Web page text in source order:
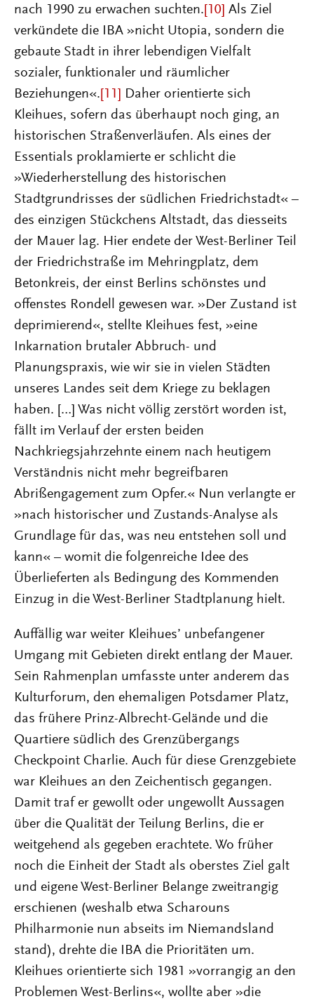
nach 1990 zu erwachen suchten. [10] Als Ziel
verkündete die IBA »nicht Utopia, sondern die
gebaute Stadt in ihrer lebendigen Vielfalt
sozialer, funktionaler und räumlicher
Beziehungen«. [11] Daher orientierte sich
Kleihues, sofern das überhaupt noch ging, an
historischen Straßenverläufen. Als eines der
Essentials proklamierte er schlicht die
»Wiederherstellung des historischen
Stadtgrundrisses der südlichen Friedrichstadt« –
des einzigen Stückchens Altstadt, das diesseits
der Mauer lag. Hier endete der West-Berliner Teil
der Friedrichstraße im Mehringplatz, dem
Betonkreis, der einst Berlins schönstes und
offenstes Rondell gewesen war. »Der Zustand ist
deprimierend«, stellte Kleihues fest, »eine
Inkarnation brutaler Abbruch- und
Planungspraxis, wie wir sie in vielen Städten
unseres Landes seit dem Kriege zu beklagen
haben. […] Was nicht völlig zerstört worden ist,
fällt im Verlauf der ersten beiden
Nachkriegsjahrzehnte einem nach heutigem
Verständnis nicht mehr begreifbaren
Abrißengagement zum Opfer.« Nun verlangte er
»nach historischer und Zustands-Analyse als
Grundlage für das, was neu entstehen soll und
kann« – womit die folgenreiche Idee des
Überlieferten als Bedingung des Kommenden
Einzug in die West-Berliner Stadtplanung hielt.
Auffällig war weiter Kleihuesʼ unbefangener
Umgang mit Gebieten direkt entlang der Mauer.
Sein Rahmenplan umfasste unter anderem das
Kulturforum, den ehemaligen Potsdamer Platz,
das frühere Prinz-Albrecht-Gelände und die
Quartiere südlich des Grenzübergangs
Checkpoint Charlie. Auch für diese Grenzgebiete
war Kleihues an den Zeichentisch gegangen.
Damit traf er gewollt oder ungewollt Aussagen
über die Qualität der Teilung Berlins, die er
weitgehend als gegeben erachtete. Wo früher
noch die Einheit der Stadt als oberstes Ziel galt
und eigene West-Berliner Belange zweitrangig
erschienen (weshalb etwa Scharouns
Philharmonie nun abseits im Niemandsland
stand), drehte die IBA die Prioritäten um.
Kleihues orientierte sich 1981 »vorrangig an den
Problemen West-Berlins«, wollte aber »die